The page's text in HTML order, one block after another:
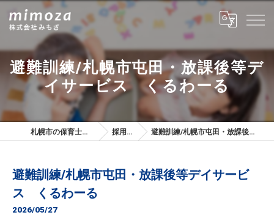
避難訓練/札幌市屯田・放課後等デ
イサービス くるわーる
札幌市の保育士は株式会社みもざ 採用ブログ 避難訓練/札幌市屯田・放課後等デイサービス くるわーる
避難訓練/札幌市屯田・放課後等デイサービ
ス くるわーる
2026/05/27